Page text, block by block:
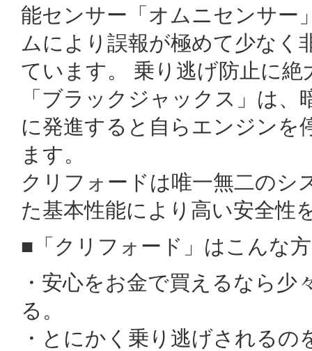
能センサー「オムニセンサー
ムにより誤報が極めて少なく
ています。 乗り逃げ防止に絶
「ブラックジャックス」は、
に発進すると自らエンジンを
ます。
クリフォードは唯一無二のシ
た基本性能により高い安全性
■「クリフォード」はこんな
・安心をお金で買えるなら少
る。
・とにかく乗り逃げされるの